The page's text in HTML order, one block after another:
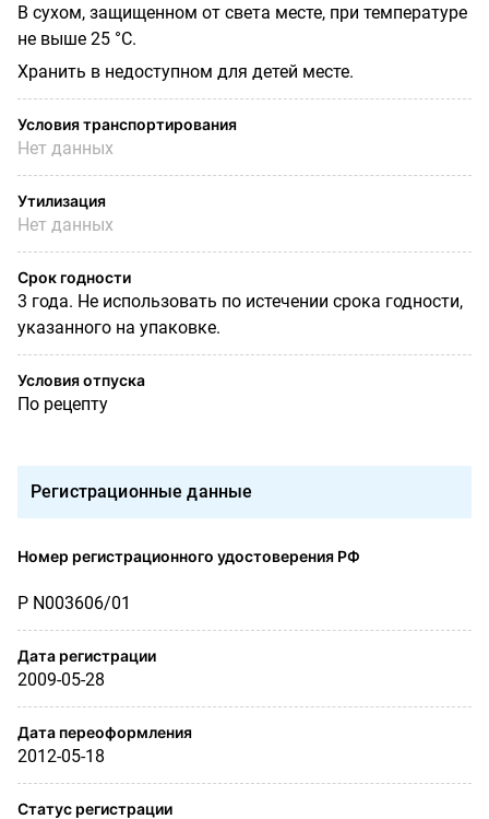
В сухом, защищенном от света месте, при температуре
не выше 25 °С.
Хранить в недоступном для детей месте.
Условия транспортирования
Нет данных
Утилизация
Нет данных
Срок годности
3 года. Не использовать по истечении срока годности,
указанного на упаковке.
Условия отпуска
По рецепту
Регистрационные данные
Номер регистрационного удостоверения РФ
Р N003606/01
Дата регистрации
2009-05-28
Дата переоформления
2012-05-18
Статус регистрации